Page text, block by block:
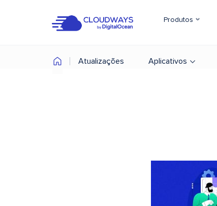
Produtos
Atualizações Aplicativos